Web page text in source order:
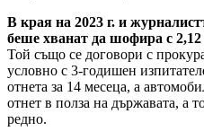
В края на 2023 г. и
беше хванат да шофира с
Той също се договори с
условно с 3-годишен
отнета за 14 месеца, а
отнет в полза на държавата, а
редно.